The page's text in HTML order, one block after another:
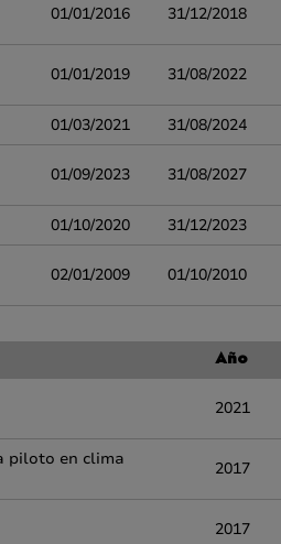
01/01/2016 31/12/2018
01/01/2019 31/08/2022
01/03/2021 31/08/2024
01/09/2023 31/08/2027
01/10/2020 31/12/2023
02/01/2009 01/10/2010
Año
2021
piloto en clima
2017
2017